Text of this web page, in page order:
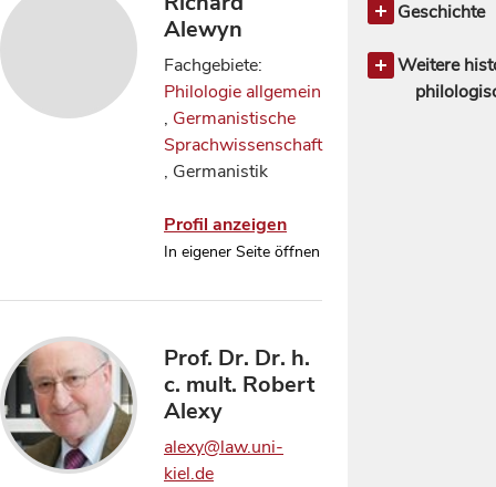
Alewyn
Fachgebiete:
Philologie allgemein
, Germanistische
Sprachwissenschaft
, Germanistik
Profil anzeigen
In eigener Seite öffnen
Prof. Dr. Dr. h.
c. mult. Robert
Alexy
alexy@law.uni-
kiel.de
Slawische
allgemein
Andere
Deutsche
Geschichte
Archäologie
Weitere